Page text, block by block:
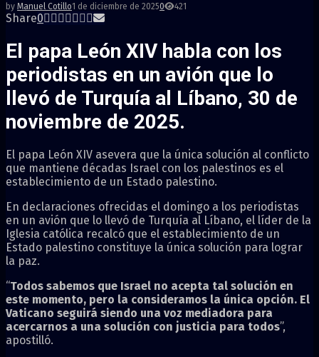
by Manuel Cotillo1 de diciembre de 20250 421
Share0
El papa León XIV habla con los
periodistas en un avión que lo
llevó de Turquía al Líbano, 30 de
noviembre de 2025.
El papa León XIV asevera que la única solución al conflicto
que mantiene décadas Israel con los palestinos es el
establecimiento de un Estado palestino.
En declaraciones ofrecidas el domingo a los periodistas
en un avión que lo llevó de Turquía al Líbano, el líder de la
Iglesia católica recalcó que el establecimiento de un
Estado palestino constituye la única solución para lograr
la paz.
“Todos sabemos que Israel no acepta tal solución en
este momento, pero la consideramos la única opción. El
Vaticano seguirá siendo una voz mediadora para
acercarnos a una solución con justicia para todos”,
apostilló.